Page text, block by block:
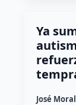
Ya
José